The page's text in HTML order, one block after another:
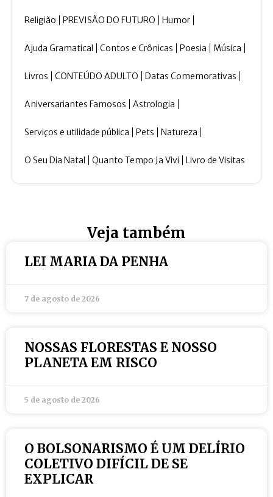
Religião PREVISÃO DO FUTURO Humor
Ajuda Gramatical Contos e Crônicas Poesia Música
Livros CONTEÚDO ADULTO Datas Comemorativas
Aniversariantes Famosos Astrologia
Serviços e utilidade pública Pets Natureza
O Seu Dia Natal Quanto Tempo Ja Vivi Livro de Visitas
Veja também
LEI MARIA DA PENHA
7 de agosto de 2026
NOSSAS FLORESTAS E NOSSO
PLANETA EM RISCO
5 de agosto de 2026
O BOLSONARISMO É UM DELÍRIO
COLETIVO DIFÍCIL DE SE
EXPLICAR